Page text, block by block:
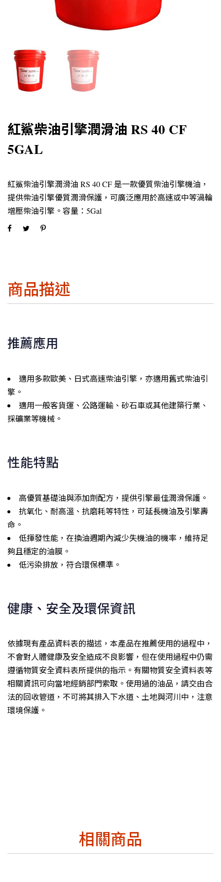
紅鯊柴油引擎潤滑油 RS 40 CF
5GAL
紅鯊柴油引擎潤滑油 RS 40 CF 是一款優質柴油引擎機油，
提供柴油引擎優質潤滑保護，可廣泛應用於高速或中等渦輪
增壓柴油引擎。容量：5Gal
商品描述
推薦應用
適用多款歐美、日式高速柴油引擎，亦適用舊式柴油引
擎。
適用一般客貨運、公路運輸、砂石車或其他建築行業、
採礦業等機械。
性能特點
高優質基礎油與添加劑配方，提供引擎最佳潤滑保護。
抗氧化、耐高溫、抗磨耗等特性，可延長機油及引擎壽
命。
低揮發性能，在換油週期內減少失機油的機率，維持足
夠且穩定的油膜。
低污染排放，符合環保標準。
健康、安全及環保資訊
依據現有產品資料表的描述，本產品在推薦使用的過程中，
不會對人體健康及安全造成不良影響，但在使用過程中仍需
遵循物質安全資料表所提供的指示。有關物質安全資料表等
相關資訊可向當地經銷部門索取。使用過的油品，請交由合
法的回收管道，不可將其排入下水道、土地與河川中，注意
環境保護。
相關商品